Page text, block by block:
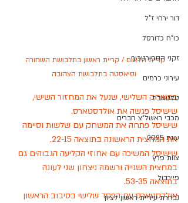
דור ירחי ז"ל
כו"ח כדורסל
זקני הספורטכיף
עירוני כרמים
טלטאביז
מכבי ראשל"צ חברים
עונת 2025
צוות פרץ
פיירבול
נבחרת עיריית ראשון לציון
קריית הלאום / קריית ראשון בתלבושת השחורה
וסיאסטה בתלבושת הצהובה
במשחק השלישי, שנעל את המחזור השישי,
שישיסל פגשה את אולדסטארס.
שישיסל פתחה את המשחק עם שלשות וסיימה
את המחצית הראשונה בתוצאה 22-15.
שישיסל המשיכה עם אחוזי הקליעה הגבוהים גם
במחצית השנייה ורשמה ניצחון שני לעונה
בתוצאה 53-35.
אולדסטארס עם הפסד שלישי בסיבוב הראשון